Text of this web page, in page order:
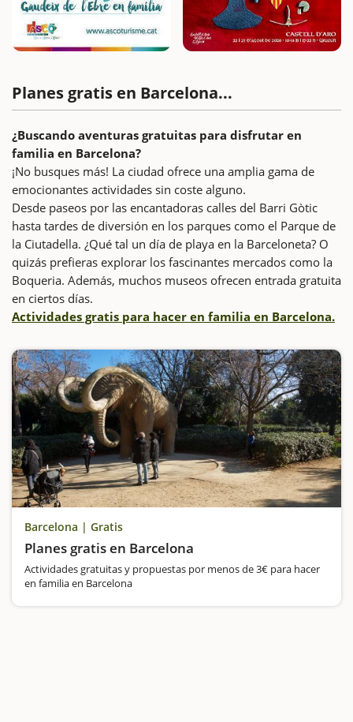
Planes gratis en Barcelona...
¿Buscando aventuras gratuitas para disfrutar en
familia en Barcelona?
¡No busques más! La ciudad ofrece una amplia gama de
emocionantes actividades sin coste alguno.
Desde paseos por las encantadoras calles del Barri Gòtic
hasta tardes de diversión en los parques como el Parque de
la Ciutadella. ¿Qué tal un día de playa en la Barceloneta? O
quizás prefieras explorar los fascinantes mercados como la
Boqueria. Además, muchos museos ofrecen entrada gratuita
en ciertos días.
Actividades gratis para hacer en familia en Barcelona.
Barcelona | Gratis
Planes gratis en Barcelona
Actividades gratuitas y propuestas por menos de 3€ para hacer
en familia en Barcelona